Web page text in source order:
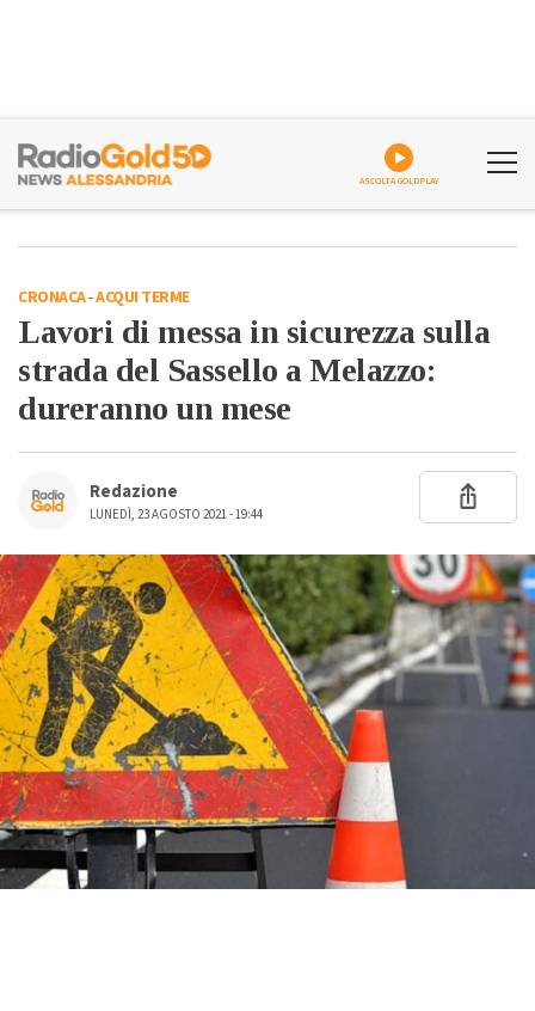
ASCOLTA GOLDPLAY
CRONACA-ACQUI TERME
Lavori di messa in sicurezza sulla
strada del Sassello a Melazzo:
dureranno un mese
Redazione
LUNEDÌ, 23 AGOSTO 2021 - 19:44